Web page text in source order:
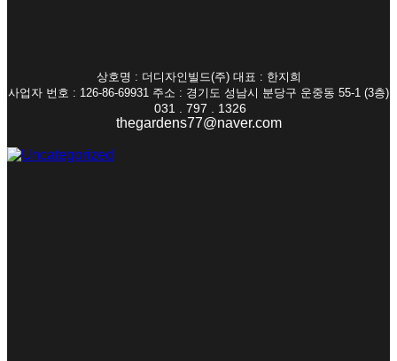
상호명 : 더디자인빌드(주) 대표 : 한지희
사업자 번호 : 126-86-69931 주소 : 경기도 성남시 분당구 운중동 55-1 (3층)
031 . 797 . 1326
thegardens77@naver.com